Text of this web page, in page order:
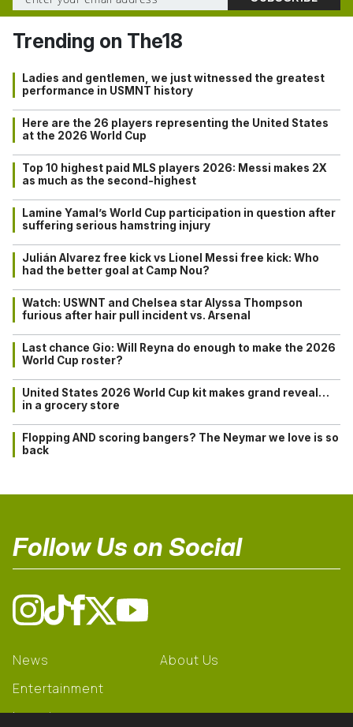
Trending on The18
Ladies and gentlemen, we just witnessed the greatest
performance in USMNT history
Here are the 26 players representing the United States
at the 2026 World Cup
Top 10 highest paid MLS players 2026: Messi makes 2X
as much as the second-highest
Lamine Yamal’s World Cup participation in question after
suffering serious hamstring injury
Julián Alvarez free kick vs Lionel Messi free kick: Who
had the better goal at Camp Nou?
Watch: USWNT and Chelsea star Alyssa Thompson
furious after hair pull incident vs. Arsenal
Last chance Gio: Will Reyna do enough to make the 2026
World Cup roster?
United States 2026 World Cup kit makes grand reveal…
in a grocery store
Flopping AND scoring bangers? The Neymar we love is so
back
Follow Us on Social
News
Entertainment
Learning
About Us